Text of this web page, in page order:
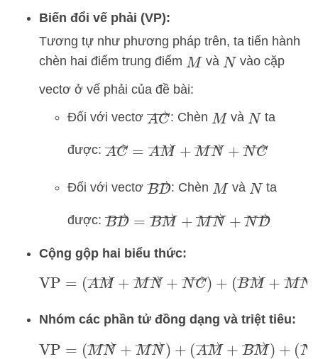
Biến đổi vế phải (VP):
Tương tự như phương pháp trên, ta tiến hành
chèn hai điểm trung điểm M và Nvào cặp
vectơ ở vế phải của đề bài:
Đối với vectơ AC→
: Chèn M và N ta
được: AC→=AM→ +MN → +NC
Đối với vectơ BD→
: Chèn M và Nta
được: BD→=BM→+MN→+ND
Cộng gộp hai biểu thức:
VP=( AM→+ MN→+ NC→)+
Nhóm các phần tử đồng dạng và triệt tiêu:
VP= (MN→+ MN→ )+ (AM→+BM→)+